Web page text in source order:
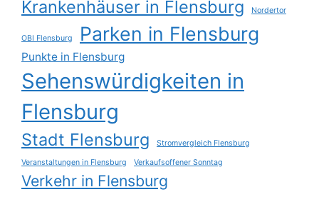
Krankenhäuser in Flensburg Nordertor
OBI Flensburg Parken in Flensburg
Punkte in Flensburg
Sehenswürdigkeiten in
Flensburg
Stadt Flensburg Stromvergleich Flensburg
Veranstaltungen in Flensburg Verkaufsoffener Sonntag
Verkehr in Flensburg